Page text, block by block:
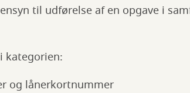
til udførelse af en opgave i
kategorien:
og lånerkortnummer